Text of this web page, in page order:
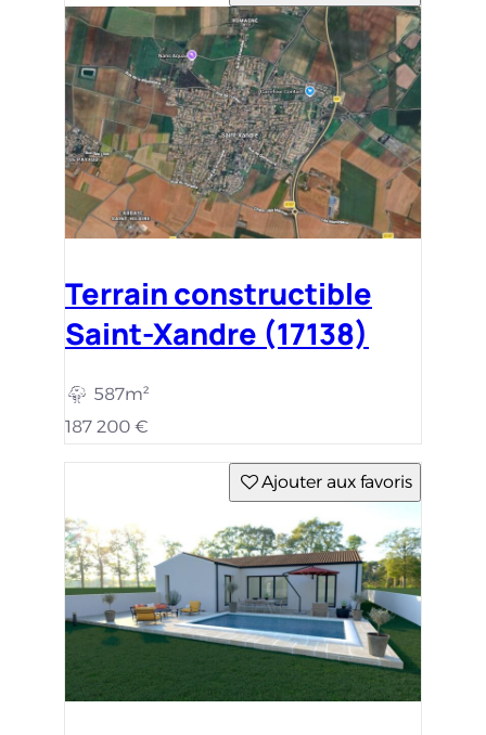
Terrain constructible
Saint-Xandre (17138)
587m²
187 200 €
Ajouter aux favoris